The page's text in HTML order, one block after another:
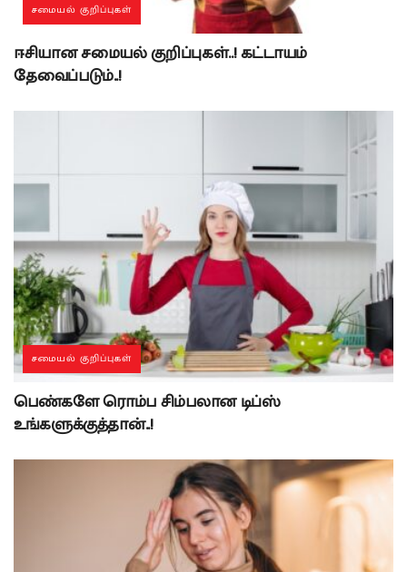
சமையல் குறிப்புகள்
ஈசியான சமையல் குறிப்புகள்..! கட்டாயம்
தேவைப்படும்..!
சமையல் குறிப்புகள்
பெண்களே ரொம்ப சிம்பலான டிப்ஸ்
உங்களுக்குத்தான்..!